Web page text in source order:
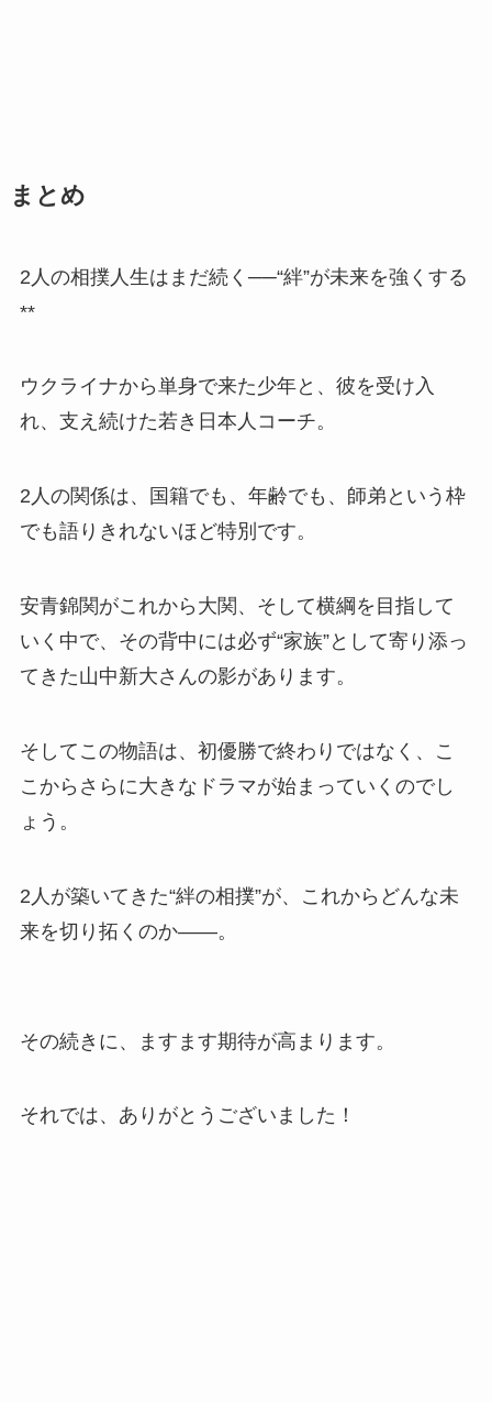
まとめ
2人の相撲人生はまだ続く──“絆”が未来を強くする
**
ウクライナから単身で来た少年と、彼を受け入
れ、支え続けた若き日本人コーチ。
2人の関係は、国籍でも、年齢でも、師弟という枠
でも語りきれないほど特別です。
安青錦関がこれから大関、そして横綱を目指して
いく中で、その背中には必ず“家族”として寄り添っ
てきた山中新大さんの影があります。
そしてこの物語は、初優勝で終わりではなく、こ
こからさらに大きなドラマが始まっていくのでし
ょう。
2人が築いてきた“絆の相撲”が、これからどんな未
来を切り拓くのか――。
その続きに、ますます期待が高まります。
それでは、ありがとうございました！